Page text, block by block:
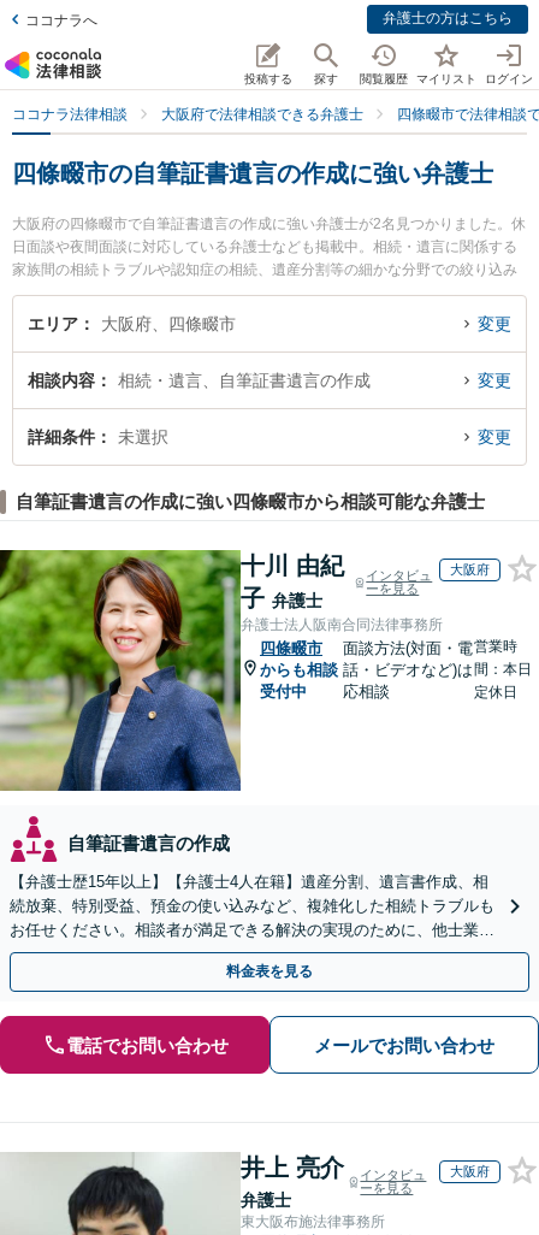
ココナラへ 弁護士の方はこちら
投稿する 探す 閲覧履歴 マイリスト ログイン
ココナラ法律相談 大阪府で法律相談できる弁護士 四條畷市で法律相談
四條畷市の自筆証書遺言の作成に強い弁護士
大阪府の四條畷市で自筆証書遺言の作成に強い弁護士が2名見つかりました。休
日面談や夜間面談に対応している弁護士なども掲載中。相続・遺言に関係する
家族間の相続トラブルや認知症の相続、遺産分割等の細かな分野での絞り込み
検索もでき便利です。特にYOU法律事務所の上林 祐詞弁護士や四條畷法律事務
所の豊芦 弘弁護士のプロフィール情報や弁護士費用、強みなどが注目されてい
な近くの弁護士を検索したい』『初回相談無料で自筆証書遺言の作成を法律相
談できる四條畷市内の弁護士に相談予約したい』などでお困りの相談者さんに
おすすめです。
エリア 大阪府、四條畷市 変更
相談内容 相続・遺言、自筆証書遺言の作成 変更
詳細条件 未選択 変更
自筆証書遺言の作成に強い四條畷市から相談可能な弁護士
十川 由紀
子 弁護士
インタビュ
ーを見る
大阪府
弁護士法人阪南合同法律事務所
四條畷市
からも相談
受付中
面談方法(対面・電
話・ビデオなど)は
応相談
営業時
間：本日
定休日
自筆証書遺言の作成
【弁護士歴15年以上】【弁護士4人在籍】遺産分割、遺言書作成、相
続放棄、特別受益、預金の使い込みなど、複雑化した相続トラブルも
お任せください。相談者が満足できる解決の実現のために、他士業と
連携し最善を尽くします【完全個室】
料金表を見る
電話でお問い合わせ メールでお問い合わせ
井上 亮介
弁護士
インタビュ
ーを見る
大阪府
東大阪布施法律事務所